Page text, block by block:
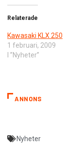
Relaterade
Kawasaki KLX 250
1 februari, 2009
I ”Nyheter”
ANNONS
Nyheter